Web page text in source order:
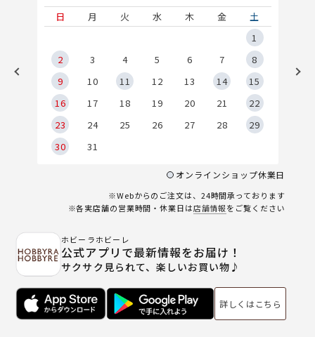
日
月 火 水 木 金
土
1
2
3 4 5 6 7
8
9
10 11 12 13 14
15
16
17 18 19 20 21
22
23
24 25 26 27 28
29
30
31
オンラインショップ休業日
※Webからのご注文は、24時間承っております
※各実店舗の営業時間・休業日は店舗情報をご覧ください
ホビーラホビーレ
公式アプリで最新情報をお届け！
サクサク見られて、楽しいお買い物♪
詳しくはこちら